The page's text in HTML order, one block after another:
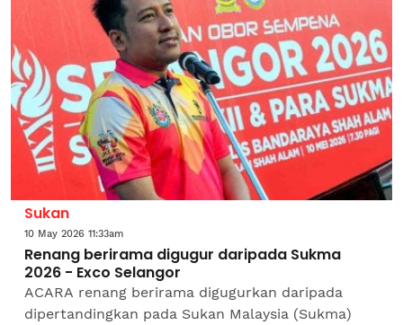
Sukan
10 May 2026 11:33am
Renang berirama digugur daripada Sukma
2026 - Exco Selangor
ACARA renang berirama digugurkan daripada
dipertandingkan pada Sukan Malaysia (Sukma)